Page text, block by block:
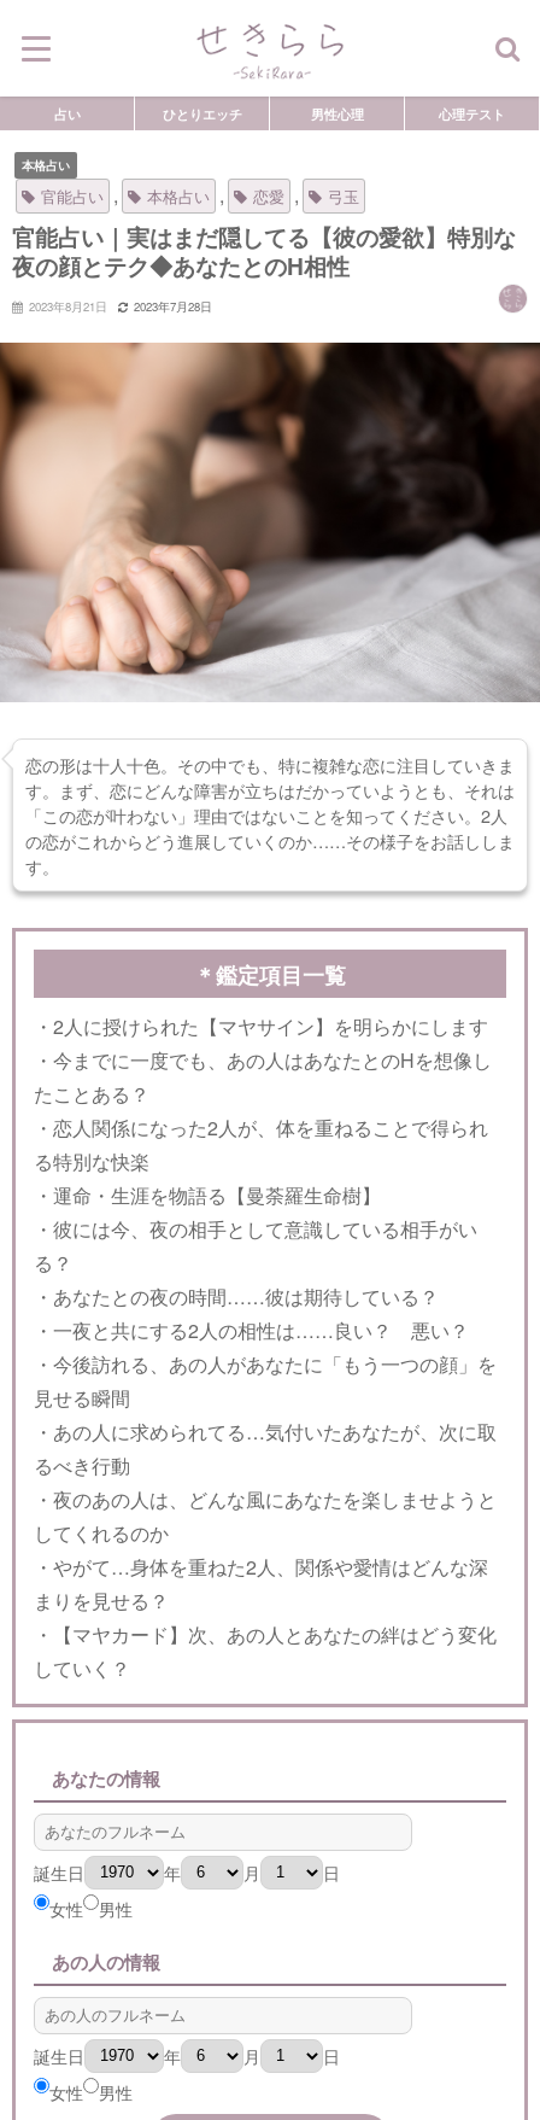
占い ひとりエッチ 男性心理 心理テスト
本格占い
官能占い , 本格占い , 恋愛 , 弓玉
官能占い｜実はまだ隠してる【彼の愛欲】特別な
夜の顔とテク◆あなたとのH相性
2023年8月21日 2023年7月28日
恋の形は十人十色。その中でも、特に複雑な恋に注目していきま
す。まず、恋にどんな障害が立ちはだかっていようとも、それは
「この恋が叶わない」理由ではないことを知ってください。2人
の恋がこれからどう進展していくのか……その様子をお話ししま
す。
＊鑑定項目一覧
・2人に授けられた【マヤサイン】を明らかにします
・今までに一度でも、あの人はあなたとのHを想像し
たことある？
・恋人関係になった2人が、体を重ねることで得られ
る特別な快楽
・運命・生涯を物語る【曼荼羅生命樹】
・彼には今、夜の相手として意識している相手がい
る？
・あなたとの夜の時間……彼は期待している？
・一夜と共にする2人の相性は……良い？ 悪い？
・今後訪れる、あの人があなたに「もう一つの顔」を
見せる瞬間
・あの人に求められてる…気付いたあなたが、次に取
るべき行動
・夜のあの人は、どんな風にあなたを楽しませようと
してくれるのか
・やがて…身体を重ねた2人、関係や愛情はどんな深
まりを見せる？
・【マヤカード】次、あの人とあなたの絆はどう変化
していく？
あなたの情報
誕生日 年 月
日
女性
男性
あの人の情報
誕生日 年 月
日
女性
男性